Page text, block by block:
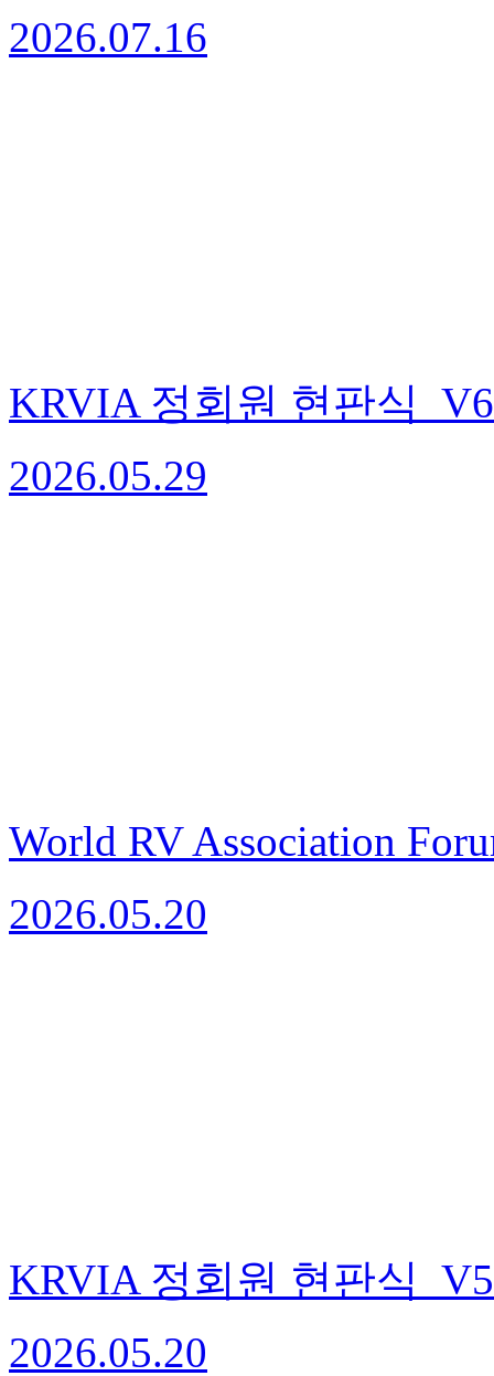
2026.07.16
KRVIA 정회원 현판식_V6
2026.05.29
World RV Association
2026.05.20
KRVIA 정회원 현판식_V5
2026.05.20